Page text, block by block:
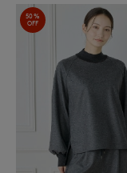
50%
OFF